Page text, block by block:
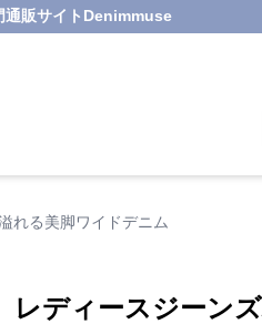
通販サイト Denimmuse
れる美脚ワイドデニム
レディースジーン